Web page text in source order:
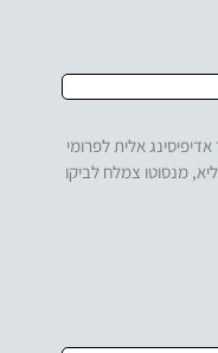
אלית לפרומי
מנסוטו צמלח לביקו